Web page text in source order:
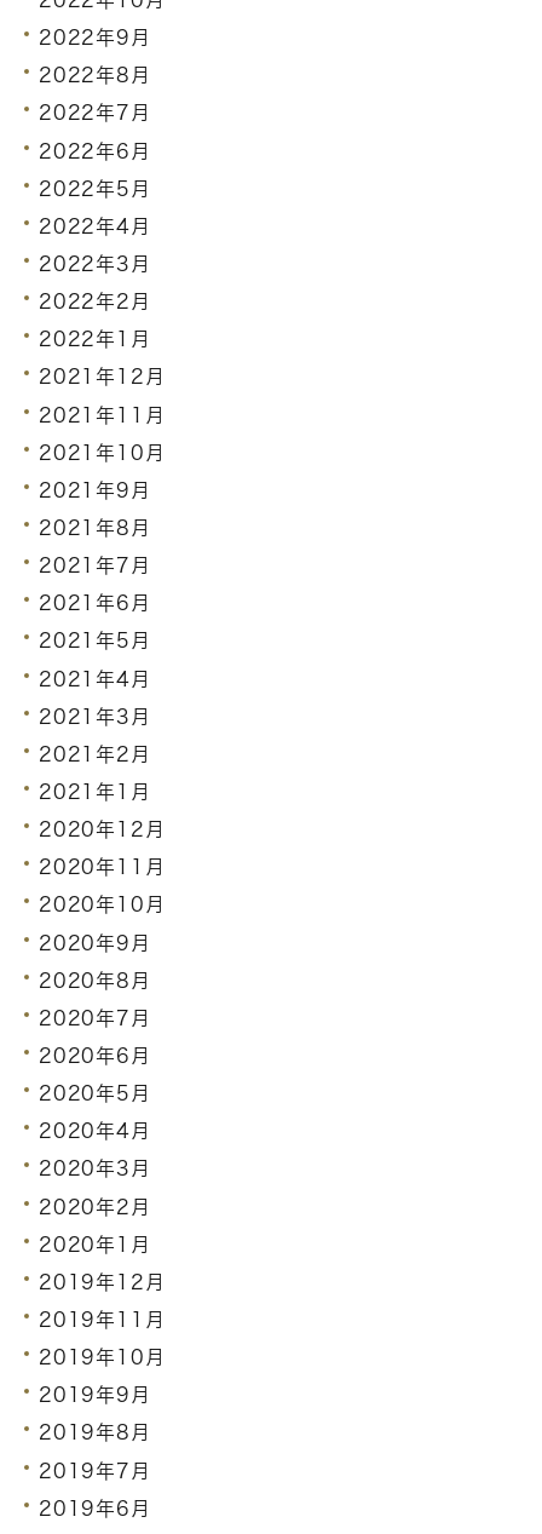
2022年9月
2022年8月
2022年7月
2022年6月
2022年5月
2022年4月
2022年3月
2022年2月
2022年1月
2021年12月
2021年11月
2021年10月
2021年9月
2021年8月
2021年7月
2021年6月
2021年5月
2021年4月
2021年3月
2021年2月
2021年1月
2020年12月
2020年11月
2020年10月
2020年9月
2020年8月
2020年7月
2020年6月
2020年5月
2020年4月
2020年3月
2020年2月
2020年1月
2019年12月
2019年11月
2019年10月
2019年9月
2019年8月
2019年7月
2019年6月